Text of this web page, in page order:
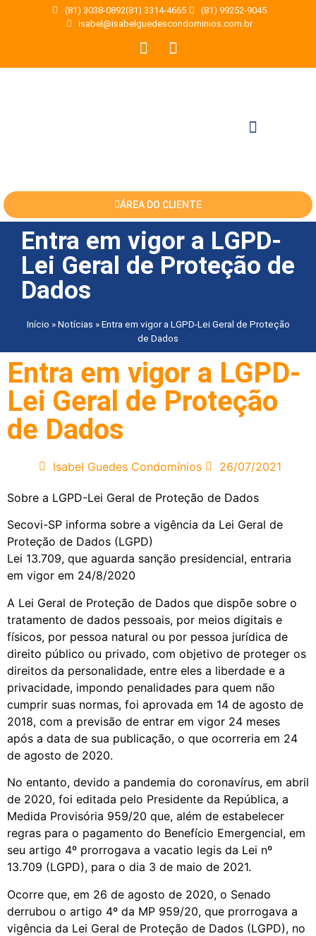
(81) 3038-0892(81) 3314-4665
(81) 99252-9045
isabel@isabelguedescondominios.com.br
ÁREA DO CLIENTE
Entra em vigor a LGPD-
Lei Geral de Proteção de
Dados
Início »Notícias »Entra em vigor a LGPD-Lei Geral de Proteção
de Dados
Entra em vigor a LGPD-
Lei Geral de Proteção
de Dados
Isabel Guedes Condomínios 26/07/2021
Sobre a LGPD-Lei Geral de Proteção de Dados
Secovi-SP informa sobre a vigência da Lei Geral de
Proteção de Dados (LGPD)
Lei 13.709, que aguarda sanção presidencial, entraria
em vigor em 24/8/2020
A Lei Geral de Proteção de Dados que dispõe sobre o
tratamento de dados pessoais, por meios digitais e
físicos, por pessoa natural ou por pessoa jurídica de
direito público ou privado, com objetivo de proteger os
direitos da personalidade, entre eles a liberdade e a
privacidade, impondo penalidades para quem não
cumprir suas normas, foi aprovada em 14 de agosto de
2018, com a previsão de entrar em vigor 24 meses
após a data de sua publicação, o que ocorreria em 24
de agosto de 2020.
No entanto, devido a pandemia do coronavírus, em abril
de 2020, foi editada pelo Presidente da República, a
Medida Provisória 959/20 que, além de estabelecer
regras para o pagamento do Benefício Emergencial, em
seu artigo 4º prorrogava a vacatio legis da Lei nº
13.709 (LGPD), para o dia 3 de maio de 2021.
Ocorre que, em 26 de agosto de 2020, o Senado
derrubou o artigo 4º da MP 959/20, que prorrogava a
vigência da Lei Geral de Proteção de Dados (LGPD), no